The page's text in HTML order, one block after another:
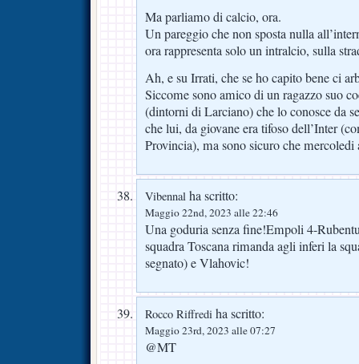
Ma parliamo di calcio, ora.
Un pareggio che non sposta nulla
ora rappresenta solo un intralcio, sulla
Ah, e su Irrati, che se ho capito bene ci
Siccome sono amico di un ragazzo suo
(dintorni di Larciano) che lo conosce da
che lui, da giovane era tifoso dell’Inter
Provincia), ma sono sicuro che mercoledi
Vibennal ha scritto:
Maggio 22nd, 2023 alle 22:46
Una goduria senza fine!Empoli 4-
squadra Toscana rimanda agli inferi la
segnato) e Vlahovic!
Rocco Riffredi ha scritto:
Maggio 23rd, 2023 alle 07:27
@MT